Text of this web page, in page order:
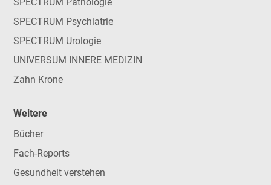
SPECTRUM Psychiatrie
SPECTRUM Urologie
UNIVERSUM INNERE MEDIZIN
Zahn Krone
Weitere
Bücher
Fach-Reports
Gesundheit verstehen